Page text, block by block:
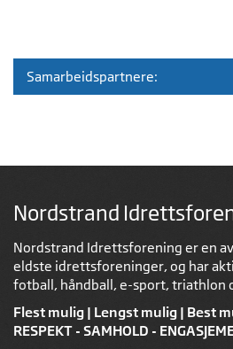
Samarbeidspartnere:
Nordstrand
Nordstrand Idrettsforening er en
eldste idrettsforeninger, og har
fotball, håndball, e-sport, triathlon
Flest mulig | Lengst mulig | Best
RESPEKT - SAMHOLD -